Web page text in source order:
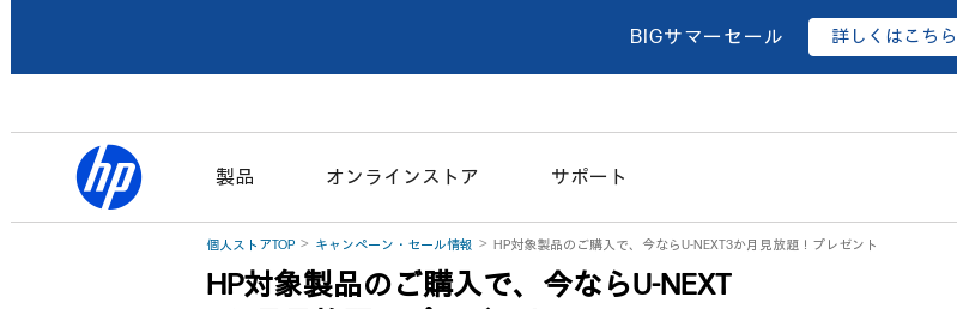
BIGサマーセール 詳しくはこちら
製品 オンラインストア サポート
個人ストアTOP キャンペーン・セール情報 HP対象製品のご購入で、今ならU-NEXT3か月見放題！プレゼント
HP対象製品のご購入で、今ならU-NEXT